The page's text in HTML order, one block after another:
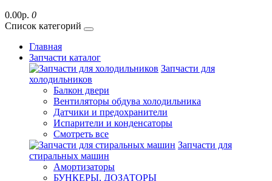
0.00р. 0
Список категорий
Главная
Запчасти каталог
Запчасти для
холодильников
Балкон двери
Вентиляторы обдува холодильника
Датчики и предохранители
Испарители и конденсаторы
Смотреть все
Запчасти для
стиральных машин
Амортизаторы
БУНКЕРЫ, ДОЗАТОРЫ